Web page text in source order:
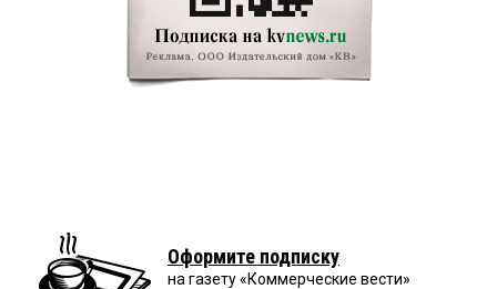
Оформите подписку
на газету «Коммерческие вести»